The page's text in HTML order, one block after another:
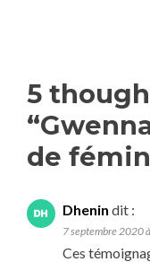
5
“
de
Dhenin dit :
7 septembre 2020
Ces